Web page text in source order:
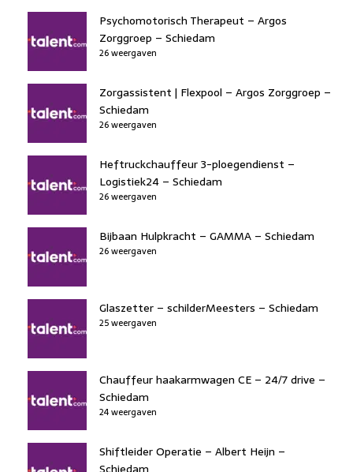
Psychomotorisch Therapeut – Argos
Zorggroep – Schiedam
26 weergaven
Zorgassistent | Flexpool – Argos Zorggroep –
Schiedam
26 weergaven
Heftruckchauffeur 3-ploegendienst –
Logistiek24 – Schiedam
26 weergaven
Bijbaan Hulpkracht – GAMMA – Schiedam
26 weergaven
Glaszetter – schilderMeesters – Schiedam
25 weergaven
Chauffeur haakarmwagen CE – 24/7 drive –
Schiedam
24 weergaven
Shiftleider Operatie – Albert Heijn –